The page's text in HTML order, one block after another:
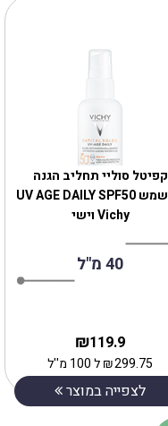
קפיטל סוליי תחליב הגנה
מהשמש UV AGE DAILY SPF50
Vichy וישי
40 מ"ל
119.9
₪
299.75
₪ל 100 מ''ל
לצפייה במוצר